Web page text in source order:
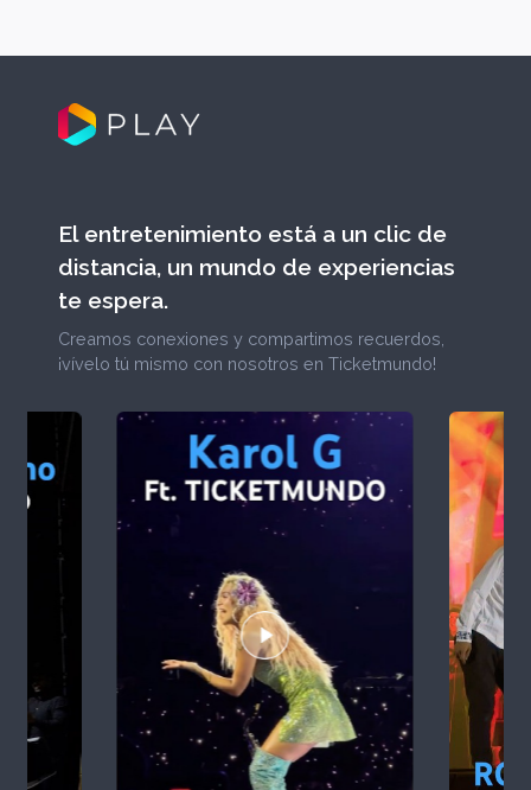
El entretenimiento está a un clic de
distancia, un mundo de experiencias
te espera.
Creamos conexiones y compartimos recuerdos,
¡vívelo tú mismo con nosotros en Ticketmundo!